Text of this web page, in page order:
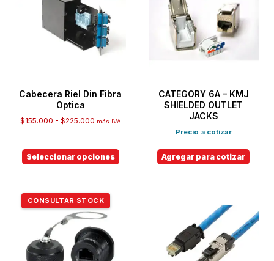
Cabecera Riel Din Fibra
Optica
$155.000 - $225.000 más IVA
Seleccionar opciones
CATEGORY 6A – KMJ
SHIELDED OUTLET
JACKS
Precio a cotizar
Agregar para cotizar
CONSULTAR STOCK